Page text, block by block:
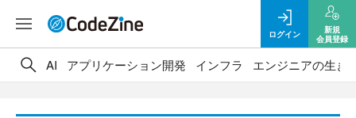
ログイン
新規
会員登録
AI アプリケーション開発 インフラ エンジニアの生き